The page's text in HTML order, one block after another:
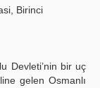
Birinci
Devleti’nin bir uç
gelen Osmanlı